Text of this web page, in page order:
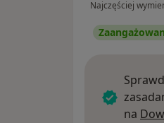
Najczęściej
na